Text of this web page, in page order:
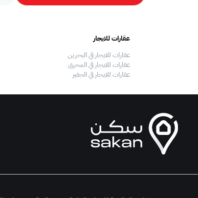
عقارات للايجار
عقارات للايجار في البحرين
عقارات للايجار في المحرق
عقارات للايجار في الجفير